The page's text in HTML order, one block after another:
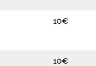
10€
10€